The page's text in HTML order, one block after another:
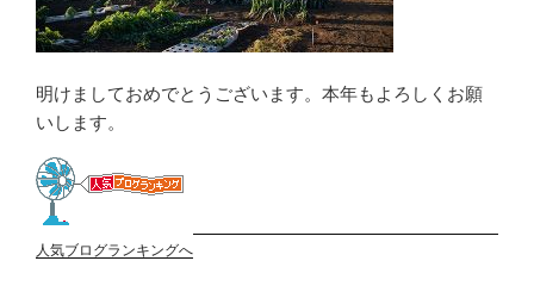
明けましておめでとうございます。本年もよろしくお願
いします。
人気ブログランキングへ